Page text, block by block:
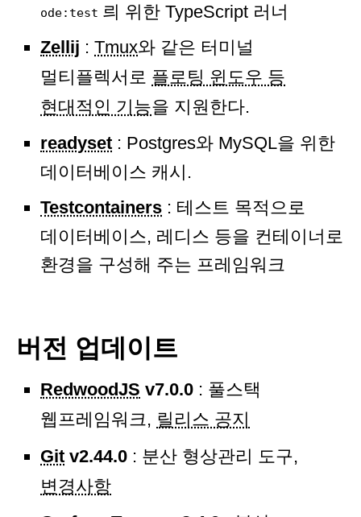
ode:test 릐 위한 TypeScript 러너
Zellij : Tmux와 같은 터미널
멀티플렉서로 플로팅 윈도우 등
현대적인 기능을 지원한다.
readyset : Postgres와 MySQL을 위한
데이터베이스 캐시.
Testcontainers : 테스트 목적으로
데이터베이스, 레디스 등을 컨테이너로
환경을 구성해 주는 프레임워크
버전 업데이트
RedwoodJS v7.0.0 : 풀스택
웹프레임워크, 릴리스 공지
Git v2.44.0 : 분산 형상관리 도구,
변경사항